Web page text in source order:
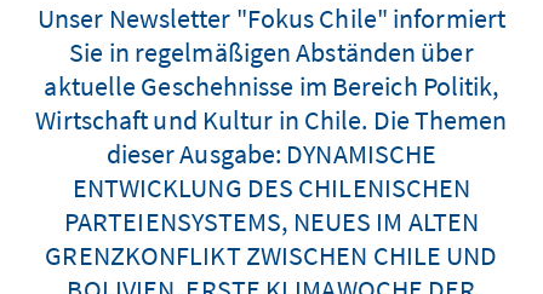
Unser Newsletter "Fokus Chile" informiert
Sie in regelmäßigen Abständen über
aktuelle Geschehnisse im Bereich Politik,
Wirtschaft und Kultur in Chile. Die Themen
dieser Ausgabe: DYNAMISCHE
ENTWICKLUNG DES CHILENISCHEN
PARTEIENSYSTEMS, NEUES IM ALTEN
GRENZKONFLIKT ZWISCHEN CHILE UND